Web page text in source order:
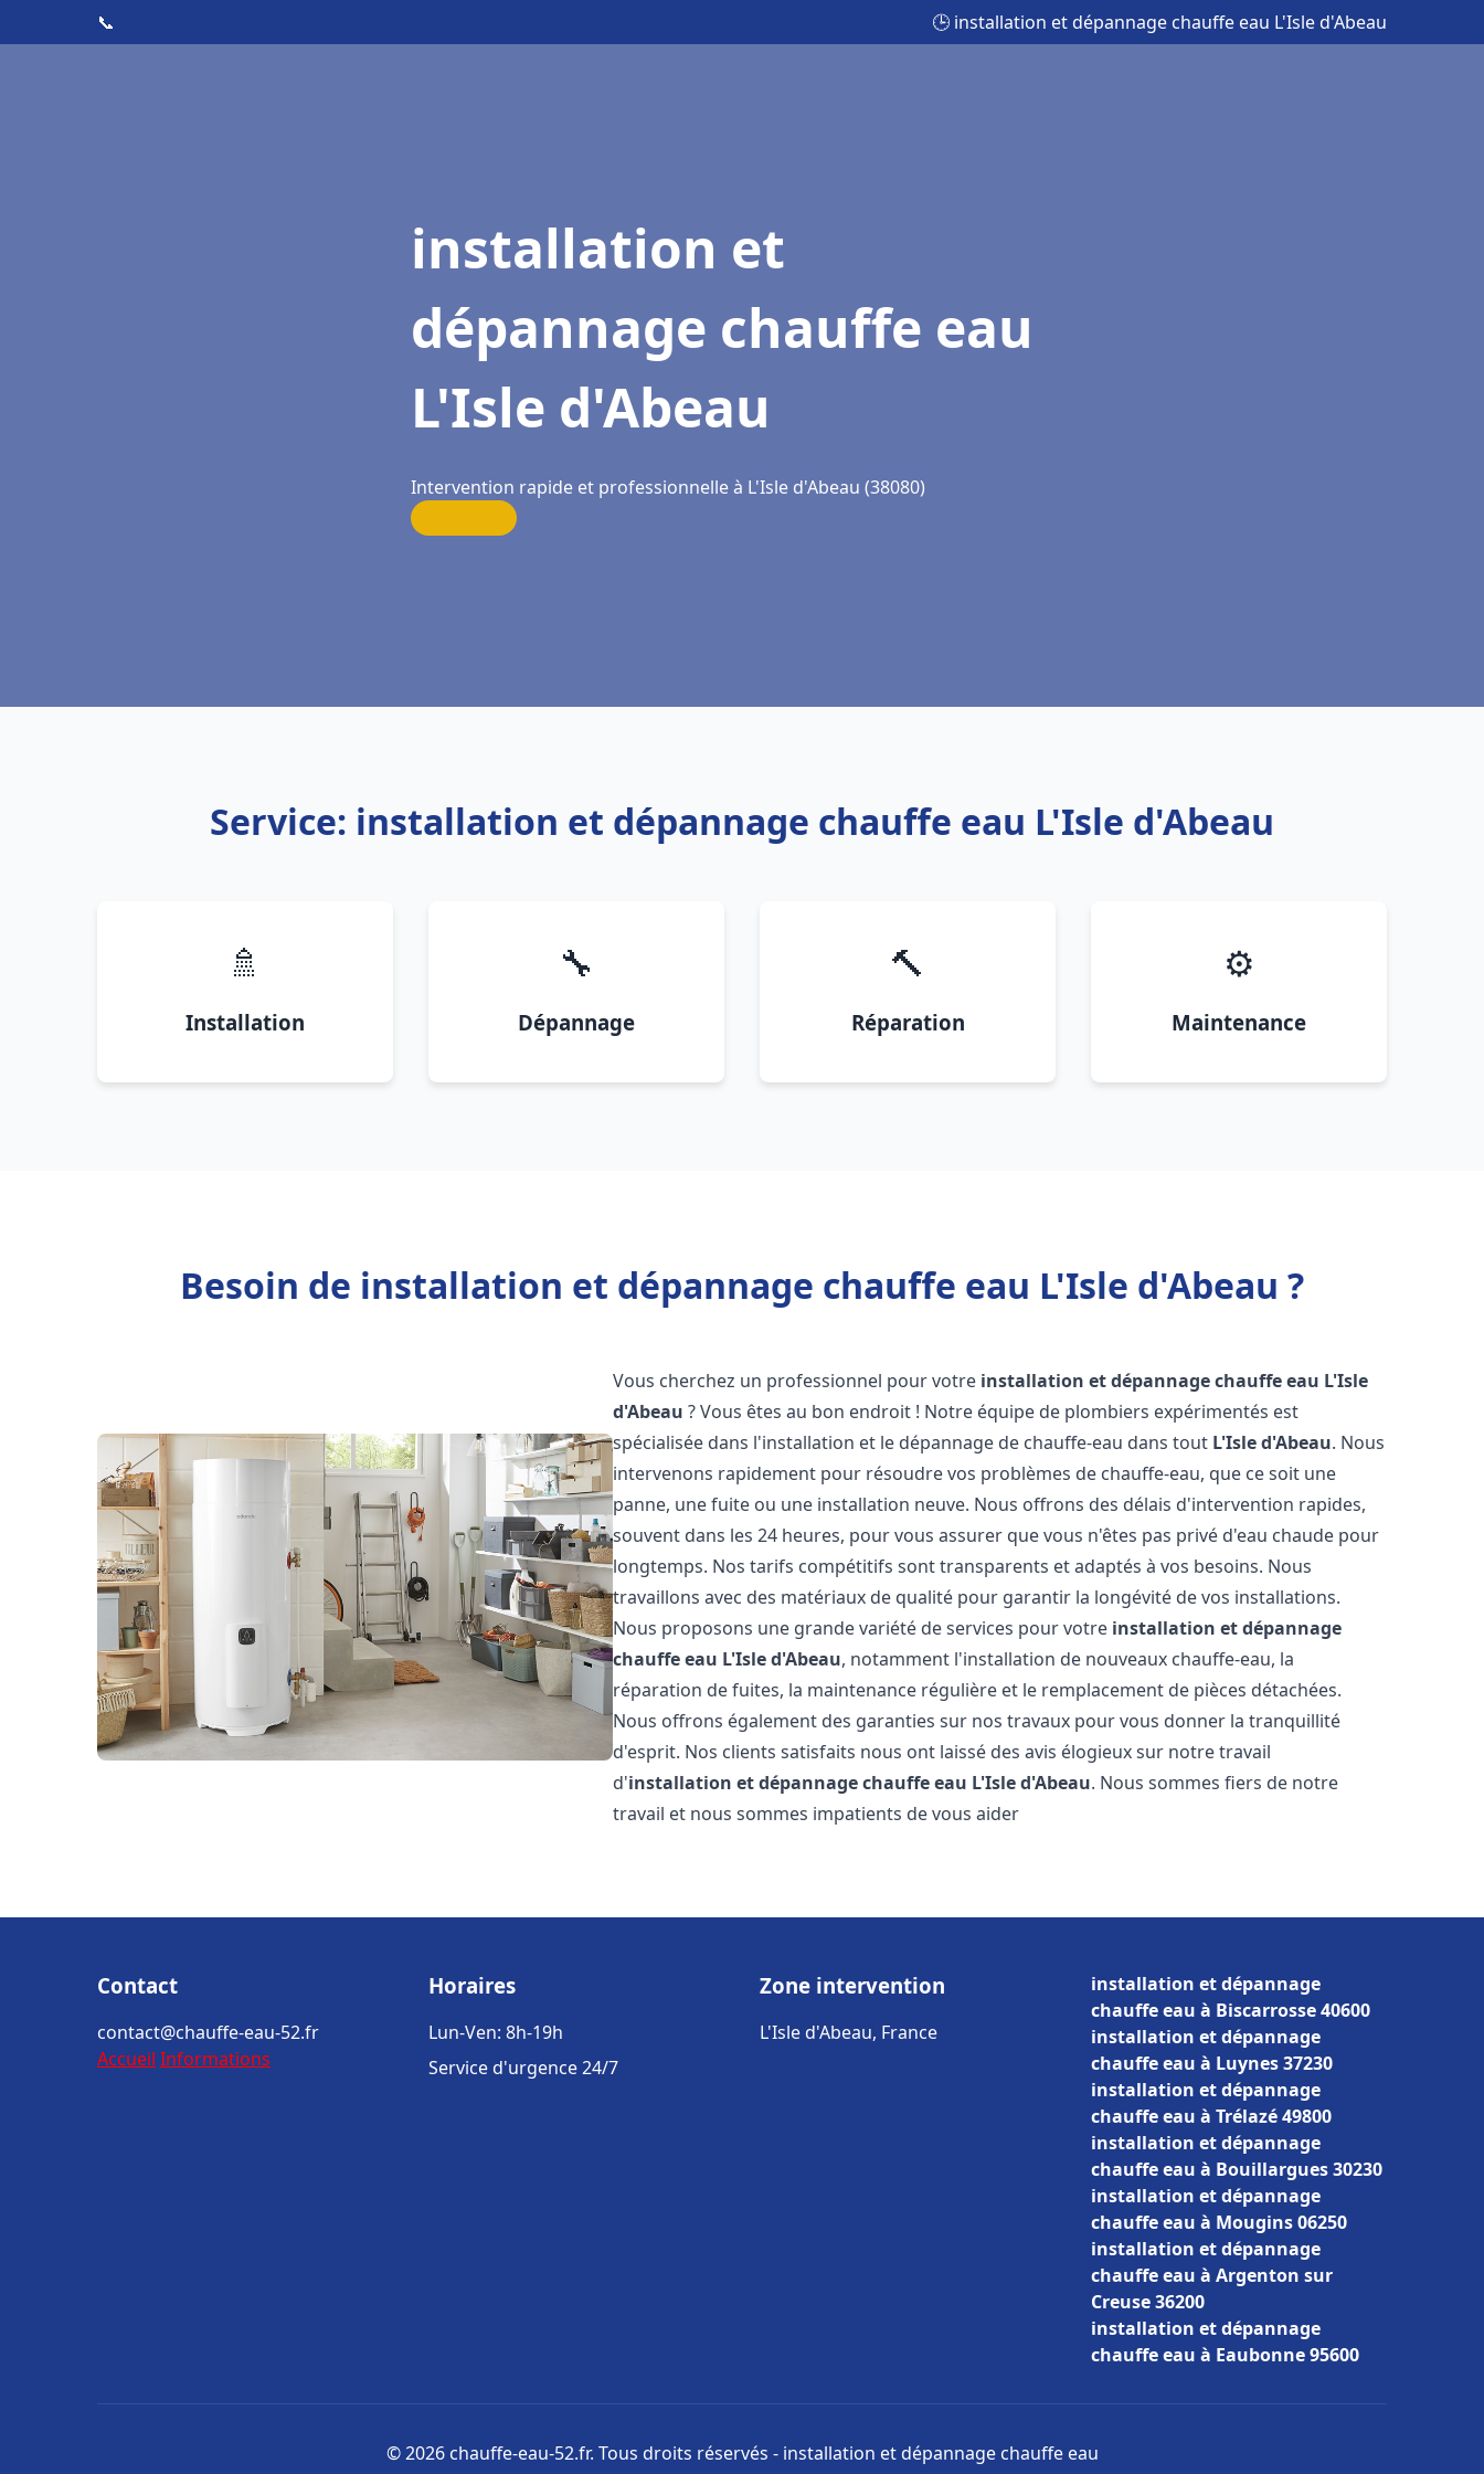
📞 🕒 installation et dépannage chauffe eau L'Isle d'Abeau
installation et
dépannage chauffe eau
L'Isle d'Abeau
Intervention rapide et professionnelle à L'Isle d'Abeau (38080)
Service: installation et dépannage chauffe eau L'Isle d'Abeau
🚿
Installation
🔧
Dépannage
🔨
Réparation
⚙️
Maintenance
Besoin de installation et dépannage chauffe eau L'Isle d'Abeau ?
Vous cherchez un professionnel pour votre installation et dépannage chauffe eau L'Isle
d'Abeau ? Vous êtes au bon endroit ! Notre équipe de plombiers expérimentés est
spécialisée dans l'installation et le dépannage de chauffe-eau dans tout L'Isle d'Abeau. Nous
intervenons rapidement pour résoudre vos problèmes de chauffe-eau, que ce soit une
panne, une fuite ou une installation neuve. Nous offrons des délais d'intervention rapides,
souvent dans les 24 heures, pour vous assurer que vous n'êtes pas privé d'eau chaude pour
longtemps. Nos tarifs compétitifs sont transparents et adaptés à vos besoins. Nous
travaillons avec des matériaux de qualité pour garantir la longévité de vos installations.
Nous proposons une grande variété de services pour votre installation et dépannage
chauffe eau L'Isle d'Abeau, notamment l'installation de nouveaux chauffe-eau, la
réparation de fuites, la maintenance régulière et le remplacement de pièces détachées.
Nous offrons également des garanties sur nos travaux pour vous donner la tranquillité
d'esprit. Nos clients satisfaits nous ont laissé des avis élogieux sur notre travail
d'installation et dépannage chauffe eau L'Isle d'Abeau. Nous sommes fiers de notre
travail et nous sommes impatients de vous aider
Contact
contact@chauffe-eau-52.fr
Accueil Informations
Horaires
Lun-Ven: 8h-19h
Service d'urgence 24/7
Zone intervention
L'Isle d'Abeau, France
installation et dépannage
chauffe eau à Biscarrosse 40600
installation et dépannage
chauffe eau à Luynes 37230
installation et dépannage
chauffe eau à Trélazé 49800
installation et dépannage
chauffe eau à Bouillargues 30230
installation et dépannage
chauffe eau à Mougins 06250
installation et dépannage
chauffe eau à Argenton sur
Creuse 36200
installation et dépannage
chauffe eau à Eaubonne 95600
© 2026 chauffe-eau-52.fr. Tous droits réservés - installation et dépannage chauffe eau